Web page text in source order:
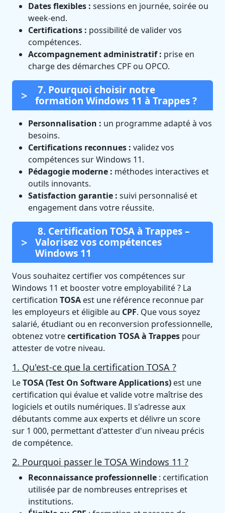
Dates flexibles : sessions en journée, soirée ou
week-end.
Certifications : possibilité de valider vos
compétences.
Accompagnement administratif : prise en
charge des démarches CPF ou OPCO.
7. Pourquoi choisir notre
formation Windows 11 à Trappes ?
Personnalisation : un programme adapté à vos
besoins.
Certifications reconnues : validez vos
compétences sur Windows 11.
Pédagogie moderne : méthodes interactives et
outils innovants.
Satisfaction garantie : suivi personnalisé et
engagement dans votre réussite.
8. Certification TOSA à Trappes –
Valorisez vos compétences
Windows 11
Vous souhaitez certifier vos compétences sur
Windows 11 et booster votre employabilité ? La
certification TOSA est une référence reconnue par
les employeurs et éligible au CPF. Que vous soyez
salarié, étudiant ou en reconversion professionnelle,
obtenez votrecertification TOSA à Trappes pour
attester de votre niveau.
1. Qu'est-ce que la certification TOSA ?
LeTOSA (Test On Software Applications) est une
certification qui évalue et valide votre maîtrise des
logiciels et outils numériques. Il s'adresse aux
débutants comme aux experts et délivre un score
sur 1 000, permettant d'attester d'un niveau précis
de compétence.
2. Pourquoi passer le TOSA Windows 11 ?
Reconnaissance professionnelle : certification
utilisée par de nombreuses entreprises et
institutions.